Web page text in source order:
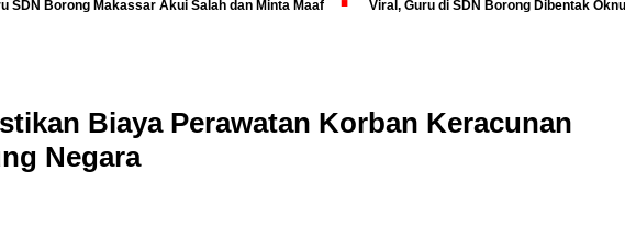
SDN Borong Makassar Akui Salah dan Minta Maaf Viral, Guru di SDN Borong Dibentak
Biaya Perawatan Korban Keracunan
Negara